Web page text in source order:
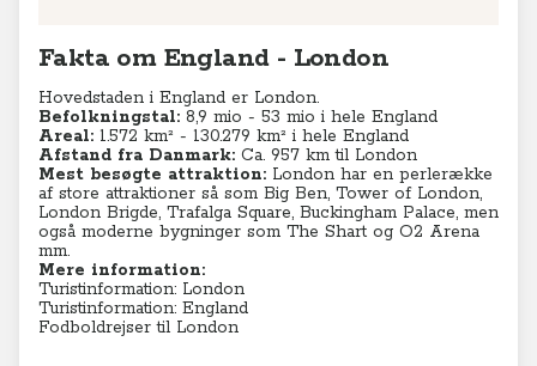
Fakta om England - London
Hovedstaden i England er London.
Befolkningstal: 8,9 mio - 53 mio i hele England
Areal: 1.572 km² - 130.279 km² i hele England
Afstand fra Danmark: Ca. 957 km til London
Mest besøgte attraktion: London har en perlerække
af store attraktioner så som Big Ben, Tower of London,
London Brigde, Trafalga Square, Buckingham Palace, men
også moderne bygninger som The Shart og O2 Arena
mm.
Mere information:
Turistinformation: London
Turistinformation: England
Fodboldrejser til London